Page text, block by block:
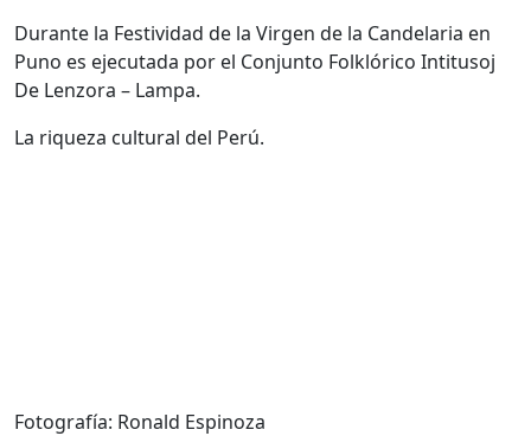
Durante la Festividad de la Virgen de la Candelaria en
Puno es ejecutada por el Conjunto Folklórico Intitusoj
De Lenzora – Lampa.
La riqueza cultural del Perú.
Fotografía: Ronald Espinoza